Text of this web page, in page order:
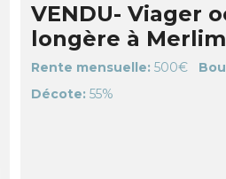
VENDU- Viager
longère à
Rente mensuelle: 500€
Décote: 55%